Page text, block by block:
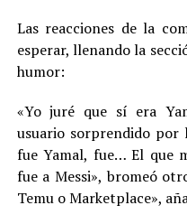
Las reacciones de la
esperar, llenando la
humor:
«Yo juré que sí era
usuario sorprendido por
fue Yamal, fue… El que
fue a Messi», bromeó
Temu o Marketplace»,